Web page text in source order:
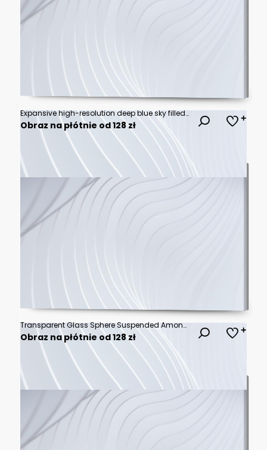
Expansive high-resolution deep blue sky filled with scattered wispy clouds stretching across the immense horizon. Minimal ground element, nature, space, wide
Obraz na płótnie od 128 zł
Transparent Glass Sphere Suspended Among Floating Islands Above Sea of Clouds, Reflecting Fantasy Landscapes and Golden Light, Luxury Surreal Concept of Limitless Possibilities
Obraz na płótnie od 128 zł